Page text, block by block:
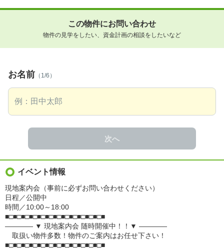
この物件にお問い合わせ
物件の見学をしたい、資金計画の相談をしたいなど
お名前 （1/6）
次へ
イベント情報
現地案内会（事前に必ずお問い合わせください）
日程／公開中
時間／10:00～18:00
■□■□■□■□■□■□■□■□■□■□■□■□■
―――― ▼ 現地案内会 随時開催中！！▼ ――――
取扱い物件多数！物件のご案内はお任せ下さい！
■□■□■□■□■□■□■□■□■□■□■□■□■